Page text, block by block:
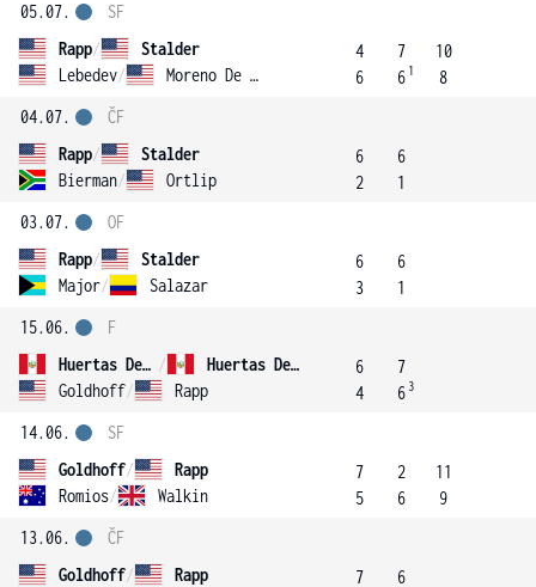
05.07.
Rapp/
Stalder
Lebedev/ Moreno De Alboran
SF
4
6
7
6 1
10
8
04.07.
Rapp/
Stalder
Bierman/ Ortlip
ČF
6
2
6
1
03.07.
Rapp/
Stalder
Major/ Salazar
OF
6
3
6
1
15.06.
Huertas Del Pino /
Huertas Del Pino
Goldhoff/ Rapp
F
6
4
7
6 3
14.06.
Goldhoff/
Rapp
Romios/ Walkin
SF
7
5
2
6
11
9
13.06.
Goldhoff/ Rapp
ČF
7
6